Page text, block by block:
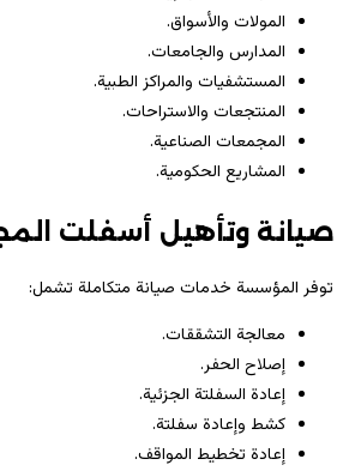
المولات والأسواق.
المدارس والجامعات.
المستشفيات والمراكز الطبية.
المنتجعات والاستراحات.
المجمعات الصناعية.
المشاريع الحكومية.
صيانة وتأهيل أسفلت
توفر المؤسسة خدمات صيانة متكاملة تشمل:
معالجة التشققات.
إصلاح الحفر.
إعادة السفلتة الجزئية.
كشط وإعادة سفلتة.
إعادة تخطيط المواقف.